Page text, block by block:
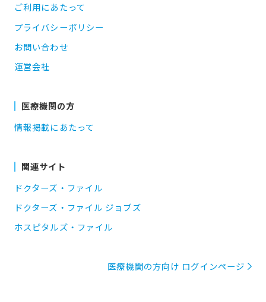
ご利用にあたって
プライバシーポリシー
お問い合わせ
運営会社
医療機関の方
情報掲載にあたって
関連サイト
ドクターズ・ファイル
ドクターズ・ファイル ジョブズ
ホスピタルズ・ファイル
医療機関の方向け ログインページ